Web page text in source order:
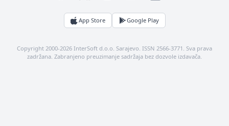
App Store Google Play
Copyright 2000-2026 InterSoft d.o.o. Sarajevo. ISSN 2566-3771. Sva prava
zadržana. Zabranjeno preuzimanje sadržaja bez dozvole izdavača.